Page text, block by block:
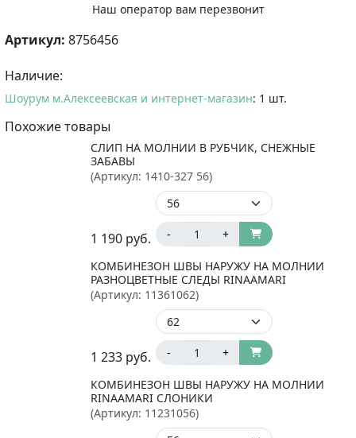
Наш оператор вам перезвонит
Артикул: 8756456
Наличие:
Шоурум м.Алексеевская и интернет-магазин: 1 шт.
Похожие товары
СЛИП НА МОЛНИИ В РУБЧИК, СНЕЖНЫЕ
ЗАБАВЫ
(Артикул: 1410-327 56)
1 190 руб. - +
КОМБИНЕЗОН ШВЫ НАРУЖУ НА МОЛНИИ
РАЗНОЦВЕТНЫЕ СЛЕДЫ RINAAMARI
(Артикул: 11361062)
1 233 руб. - +
КОМБИНЕЗОН ШВЫ НАРУЖУ НА МОЛНИИ
RINAAMARI СЛОНИКИ
(Артикул: 11231056)